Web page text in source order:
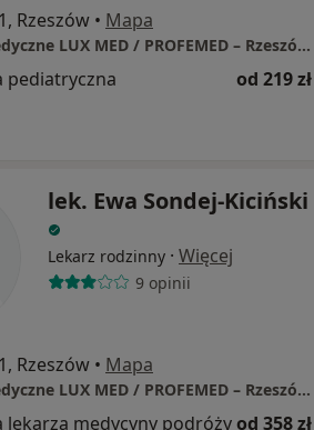
Rzeszów • Mapa
Centrum Medyczne LUX MED / PROFEMED – Rzeszów, Al. Kopisto 1
pediatryczna od 219 zł
lek. Ewa Sondej-Kiciński
Lekarz rodzinny · Więcej
9 opinii
Rzeszów • Mapa
Centrum Medyczne LUX MED / PROFEMED – Rzeszów, Al. Kopisto 1
lekarza medycyny podróżyod 358 zł